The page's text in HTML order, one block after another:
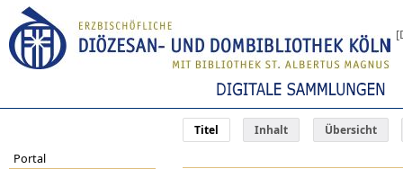
Titel Inhalt Übersicht
Portal